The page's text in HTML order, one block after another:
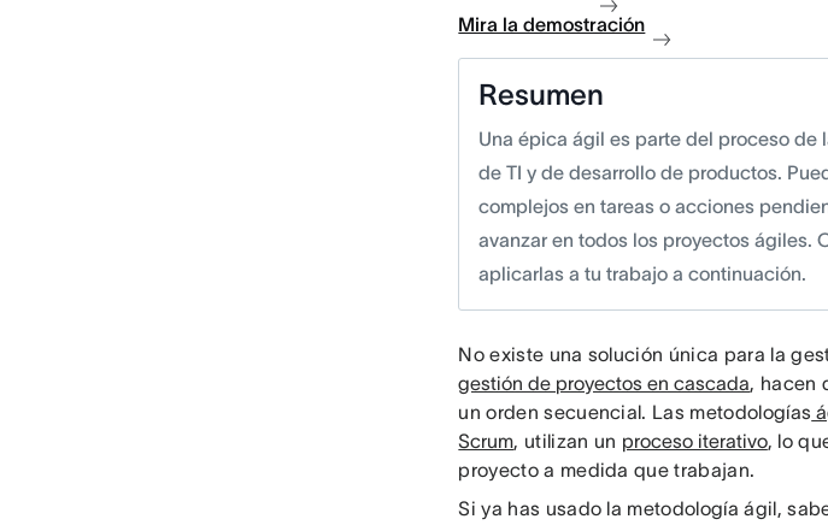
Mira la demostración
Resumen
Una épica ágil es parte del proceso
de TI y de desarrollo de productos.
complejos en tareas o acciones
avanzar en todos los proyectos ágiles.
aplicarlas a tu trabajo a continuación.
No existe una solución única para la
gestión de proyectos en cascada, hacen
un orden secuencial. Las metodologías
Scrum, utilizan un proceso iterativo, lo
proyecto a medida que trabajan.
Si ya has usado la metodología ágil,